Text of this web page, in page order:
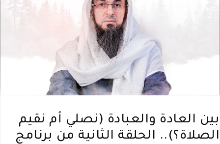
بين العادة والعبادة (نصلي أم نقيم
الصلاة؟).. الحلقة الثانية من برنامج